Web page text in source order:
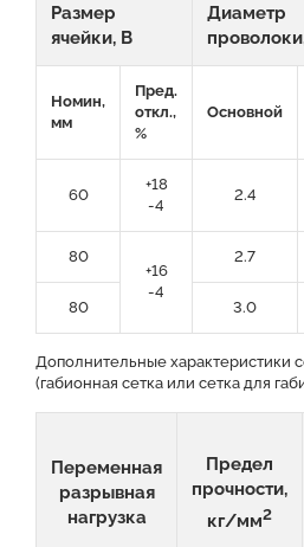
Размер
ячейки, B
Диаметр
Номин,
мм
Пред.
откл.,
%
Основной
60
+18
-4
2.4
80
+16
-4
2.7
80
3.0
Дополнительные характеристики
(габионная сетка или сетка для
Переменная
разрывная
нагрузка
Предел
прочности,
кг/мм2